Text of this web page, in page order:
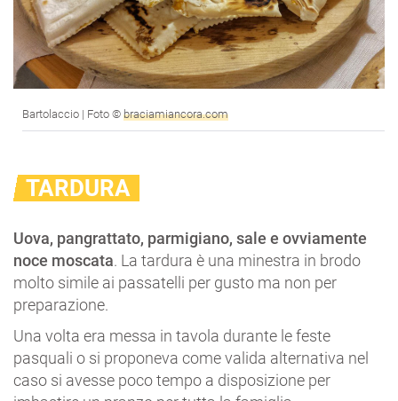
Bartolaccio | Foto © braciamiancora.com
TARDURA
Uova, pangrattato, parmigiano, sale e ovviamente
noce moscata. La tardura è una minestra in brodo
molto simile ai passatelli per gusto ma non per
preparazione.
Una volta era messa in tavola durante le feste
pasquali o si proponeva come valida alternativa nel
caso si avesse poco tempo a disposizione per